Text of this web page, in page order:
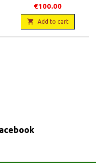
Macchiaroli Editore, 1980, 23 x
30, 217 pages, broché, occasion.
Bon état. Envoi de Marcello
Gigante à Jean Scherer.
€100.00
 Add to cart